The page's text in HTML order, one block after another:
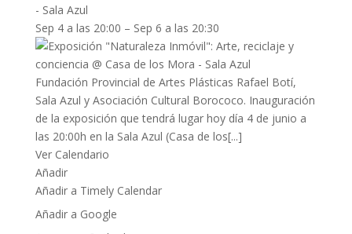
- Sala Azul
Sep 4 a las 20:00 – Sep 6 a las 20:30
Fundación Provincial de Artes Plásticas Rafael Botí,
Sala Azul y Asociación Cultural Borococo. Inauguración
de la exposición que tendrá lugar hoy día 4 de junio a
las 20:00h en la Sala Azul (Casa de los[...]
Ver Calendario
Añadir
Añadir a Timely Calendar
Añadir a Google